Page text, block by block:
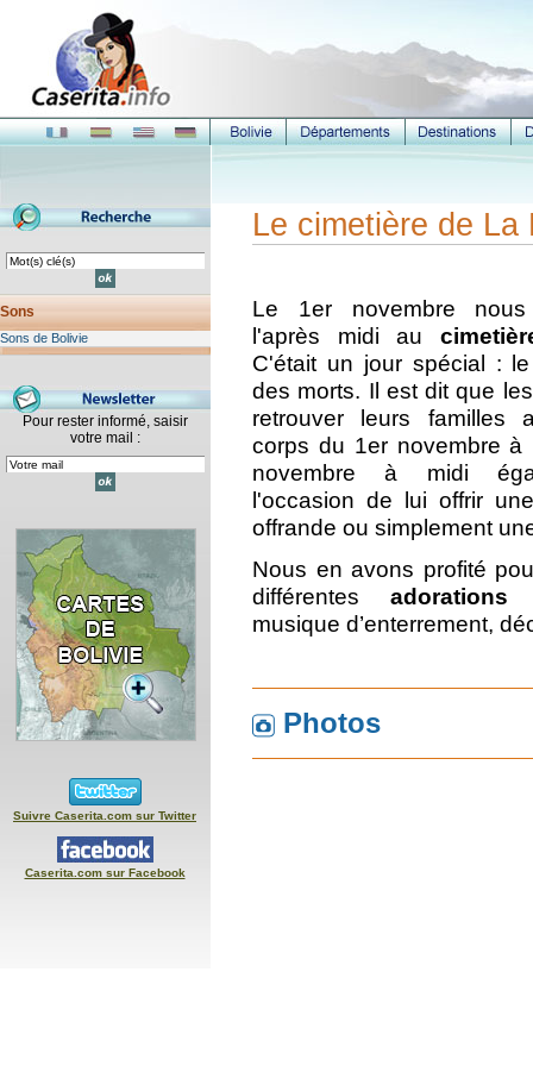
Sons
Sons de Bolivie
Pour rester informé, saisir
votre mail :
Suivre Caserita.com sur Twitter
Caserita.com sur Facebook
Le cimetière de La
Le 1er novembre
l'après midi au
C'était un jour spécial :
des morts. Il est dit que
retrouver leurs familles
corps du 1er novembre à
novembre à midi
l'occasion de lui offrir
offrande ou simplement
Nous en avons profité
différentes
musique d’enterrement,
Photos